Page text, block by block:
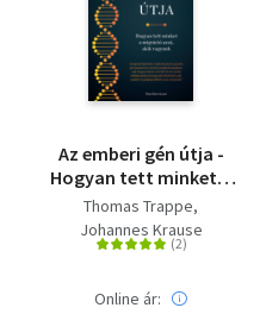
Az emberi gén útja -
Hogyan tett minket a
migráció azzá, akik
vagyunk
Thomas Trappe
Johannes Krause
Online ár: